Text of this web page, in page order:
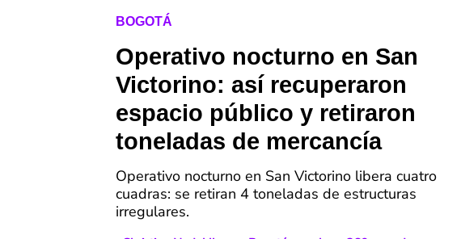
BOGOTÁ
Operativo nocturno en San
Victorino: así recuperaron
espacio público y retiraron
toneladas de mercancía
Operativo nocturno en San Victorino libera cuatro
cuadras: se retiran 4 toneladas de estructuras
irregulares.